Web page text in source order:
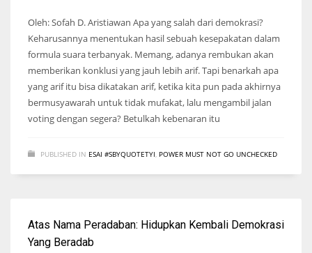
Oleh: Sofah D. Aristiawan Apa yang salah dari demokrasi?
Keharusannya menentukan hasil sebuah kesepakatan dalam
formula suara terbanyak. Memang, adanya rembukan akan
memberikan konklusi yang jauh lebih arif. Tapi benarkah apa
yang arif itu bisa dikatakan arif, ketika kita pun pada akhirnya
bermusyawarah untuk tidak mufakat, lalu mengambil jalan
voting dengan segera? Betulkah kebenaran itu
PUBLISHED IN ESAI #SBYQUOTETYI POWER MUST NOT GO UNCHECKED
Atas Nama Peradaban: Hidupkan Kembali Demokrasi
Yang Beradab